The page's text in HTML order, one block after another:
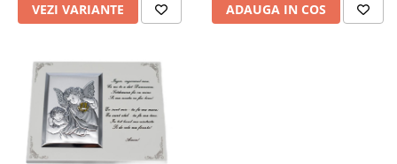
VEZI VARIANTE ADAUGA IN COS